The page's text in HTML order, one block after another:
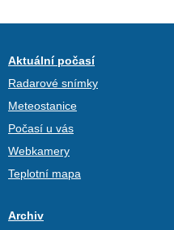
Aktuální počasí
Radarové snímky
Meteostanice
Počasí u vás
Webkamery
Teplotní mapa
Archiv